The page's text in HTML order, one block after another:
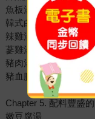
魚板湯
韓式白雞湯
辣雞湯
蔘雞湯
豬肉湯飯
豬血腸湯飯
Chapter 5. 配料豐盛
嫩豆腐湯